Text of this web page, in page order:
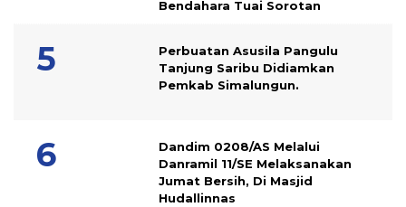
Bendahara Tuai Sorotan
Perbuatan Asusila Pangulu
Tanjung Saribu Didiamkan
Pemkab Simalungun.
Dandim 0208/AS Melalui
Danramil 11/SE Melaksanakan
Jumat Bersih, Di Masjid
Hudallinnas